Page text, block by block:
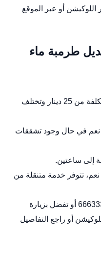
اللوكيشن أو عبر
الموقع
طرمبة ماء
تبدأ التكلفة من 25 دينار وتختلف
نعم في حال وجود تشققات
إلى ساعتين.
نعم، تتوفر خدمة متنقلة من
لحجز الخدمة اتصل على الرقم 66633305 أو تفضل بزيارة
أو راجع التفاصيل